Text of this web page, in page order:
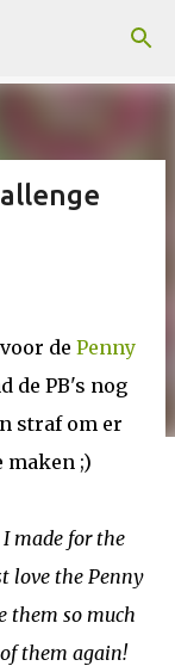
de Penny
de PB's nog
straf om er
maken ;)
made for the
love the Penny
them so much
them again!